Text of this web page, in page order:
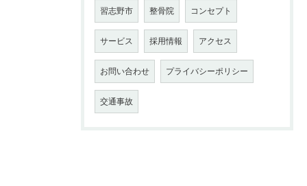
習志野市 整骨院 コンセプト
サービス 採用情報 アクセス
お問い合わせ プライバシーポリシー
交通事故